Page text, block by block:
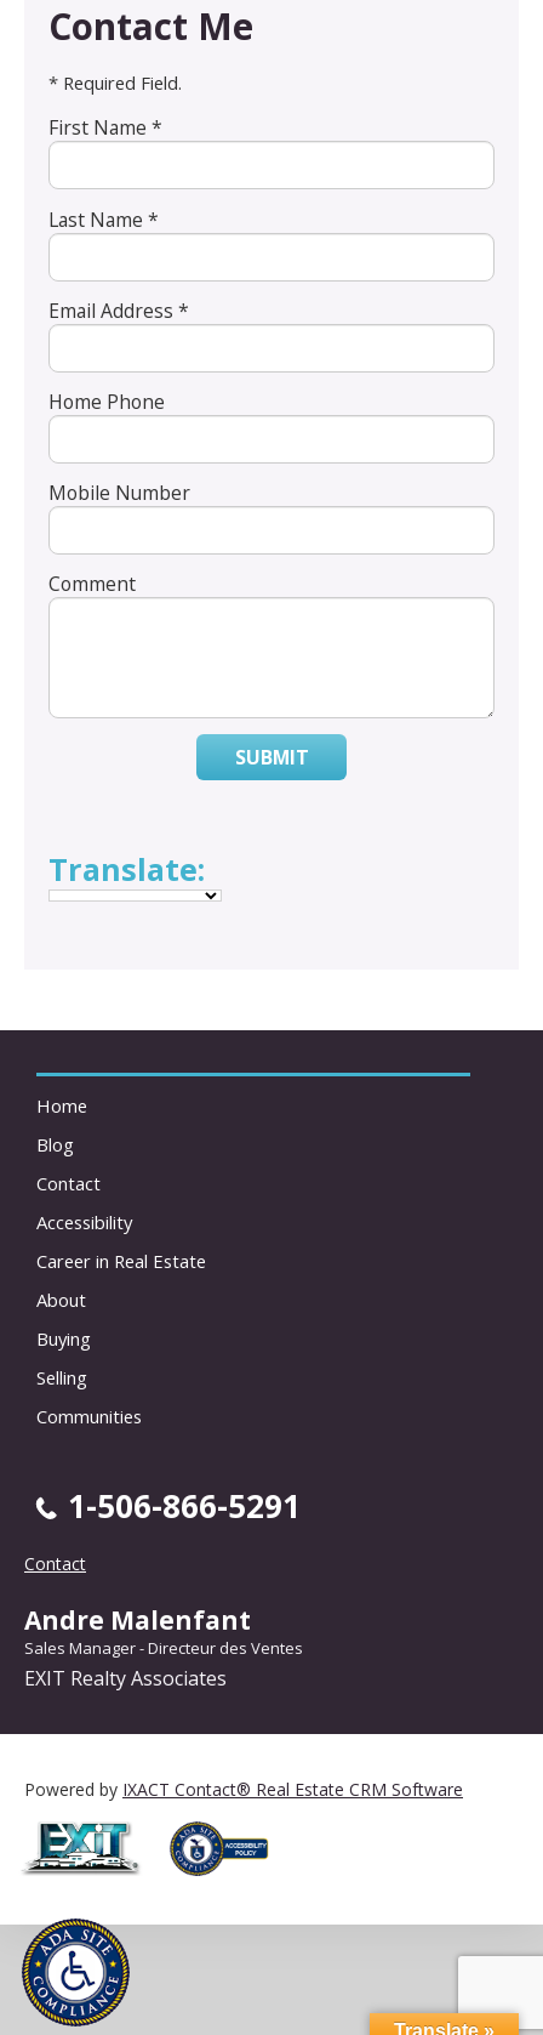
Contact Me
* Required Field.
First Name *
Last Name *
Email Address *
Home Phone
Mobile Number
Comment
SUBMIT
Translate:
Home
Blog
Contact
Accessibility
Career in Real Estate
About
Buying
Selling
Communities
1-506-866-5291
Contact
Andre Malenfant
Sales Manager - Directeur des Ventes
EXIT Realty Associates
Powered by IXACT Contact® Real Estate CRM Software
Translate »